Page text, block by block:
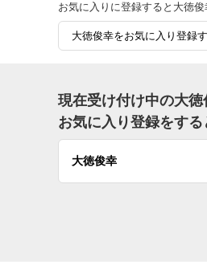
お気に入りに登録すると大徳
大徳俊幸をお気に入り登録
現在受け付け中の大徳
お気に入り登録をす
大徳俊幸